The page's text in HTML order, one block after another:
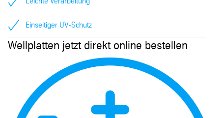
Einseitiger UV-Schutz
Wellplatten jetzt direkt online bestellen